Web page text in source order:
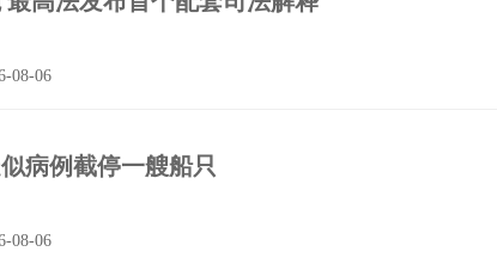
08-06
病例截停一艘船只
08-06